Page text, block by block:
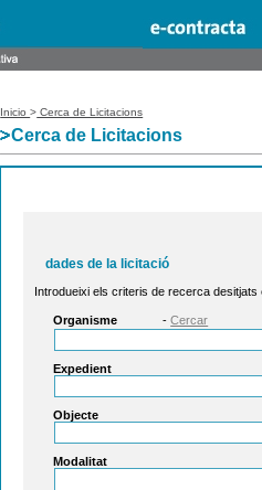
Inicio> Cerca de Licitacions
Cerca de Licitacions
Introdueixi els criteris de recerca desitjats
dades de la licitació
Organisme -Cercar
Expedient
Objecte
Modalitat